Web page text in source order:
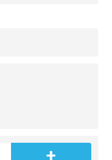
+